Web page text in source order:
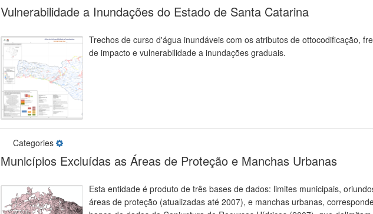
Vulnerabilidade a Inundações do Estado de Santa Catarina
Trechos de curso d'água inundáveis com os atributos de ottocodificação,
de impacto e vulnerabilidade a inundações graduais.
Categories
Municípios Excluídas as Áreas de Proteção e Manchas Urbanas
Esta entidade é produto de três bases de dados: limites municipais,
áreas de proteção (atualizadas até 2007), e manchas urbanas,